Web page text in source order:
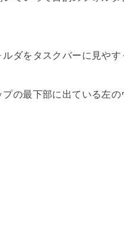
ダをタスクバーに見やす
の最下部に出ている左